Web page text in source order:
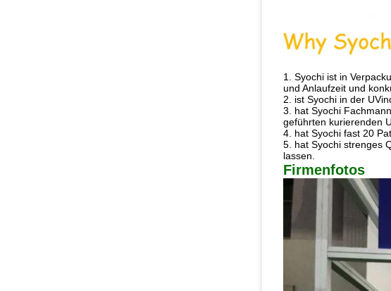
1. Syochi ist in
und Anlaufzeit und
2. ist Syochi in der
3. hat Syochi
geführten kurierenden
4. hat Syochi fast 20
5. hat Syochi strenges
lassen.
Firmenfotos